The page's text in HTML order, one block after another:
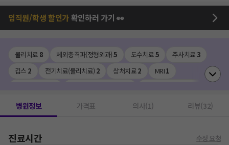
임직원/학생 할인가확인하러 가기 👀
물리치료 8 체외충격파(정형외과)5 도수치료5 주사치료3
깁스 2 전기치료(물리치료) 2 상처치료2 MRI1
병원정보 가격표 의사(1) 리뷰(32)
진료시간 수정 요청